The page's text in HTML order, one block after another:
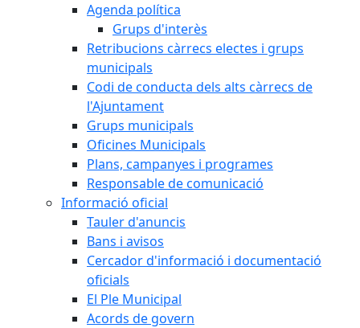
Agenda política
Grups d'interès
Retribucions càrrecs electes i grups
municipals
Codi de conducta dels alts càrrecs de
l'Ajuntament
Grups municipals
Oficines Municipals
Plans, campanyes i programes
Responsable de comunicació
Informació oficial
Tauler d'anuncis
Bans i avisos
Cercador d'informació i documentació
oficials
El Ple Municipal
Acords de govern